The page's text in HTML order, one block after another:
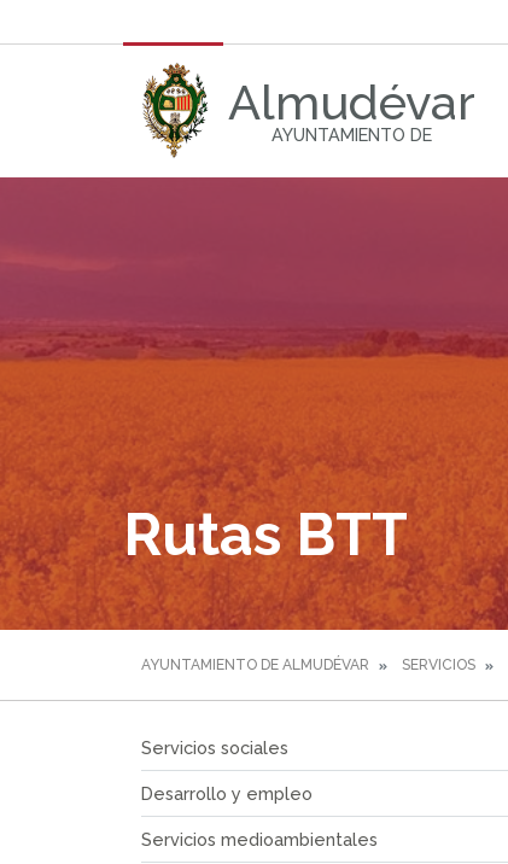
Almudévar
AYUNTAMIENTO DE
Rutas BTT
AYUNTAMIENTO DE ALMUDÉVAR SERVICIOS
Servicios sociales
Desarrollo y empleo
Servicios medioambientales